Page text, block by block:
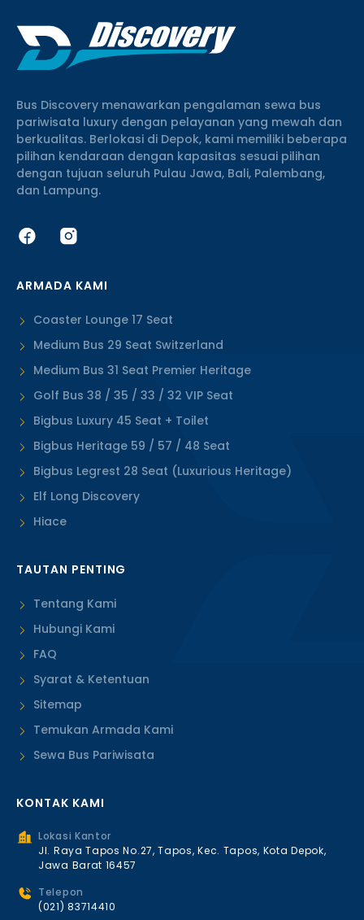
Bus Discovery menawarkan pengalaman sewa bus
pariwisata luxury dengan pelayanan yang mewah dan
berkualitas. Berlokasi di Depok, kami memiliki beberapa
pilihan kendaraan dengan kapasitas sesuai pilihan
dengan tujuan seluruh Pulau Jawa, Bali, Palembang,
dan Lampung.
ARMADA KAMI
Coaster Lounge 17 Seat
Medium Bus 29 Seat Switzerland
Medium Bus 31 Seat Premier Heritage
Golf Bus 38 / 35 / 33 / 32 VIP Seat
Bigbus Luxury 45 Seat + Toilet
Bigbus Heritage 59 / 57 / 48 Seat
Bigbus Legrest 28 Seat (Luxurious Heritage)
Elf Long Discovery
Hiace
TAUTAN PENTING
Tentang Kami
Hubungi Kami
FAQ
Syarat & Ketentuan
Sitemap
Temukan Armada Kami
Sewa Bus Pariwisata
KONTAK KAMI
Lokasi Kantor
Jl. Raya Tapos No.27, Tapos, Kec. Tapos, Kota Depok,
Jawa Barat 16457
Telepon
(021) 83714410